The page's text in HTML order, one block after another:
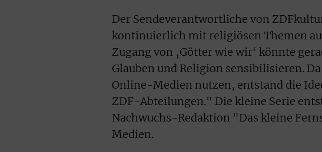
Der Sendeverantwortliche von
kontinuierlich mit religiösen Themen
Zugang von ‚Götter wie wir‘ könnte
Glauben und Religion sensibilisieren.
Online-Medien nutzen, entstand die
ZDF-Abteilungen." Die kleine Serie
Nachwuchs-Redaktion "Das kleine
Medien.